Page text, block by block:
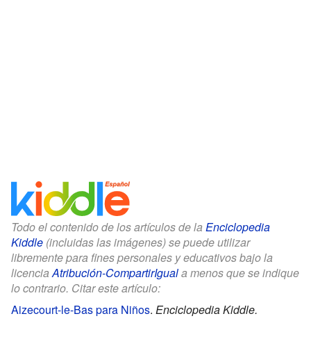
Todo el contenido de los artículos de la Enciclopedia
Kiddle (incluidas las imágenes) se puede utilizar
libremente para fines personales y educativos bajo la
licenciaAtribución-CompartirIguala menos que se indique
lo contrario. Citar este artículo:
Aizecourt-le-Bas para Niños. Enciclopedia Kiddle.